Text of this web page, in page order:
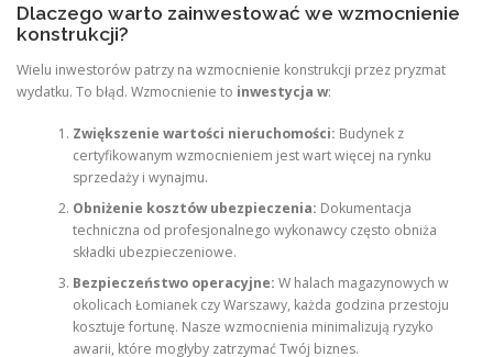
Dlaczego warto zainwestować we wzmocnienie
konstrukcji?
Wielu inwestorów patrzy na wzmocnienie konstrukcji przez pryzmat
wydatku. To błąd. Wzmocnienie to inwestycja w:
Zwiększenie wartości nieruchomości: Budynek z
certyfikowanym wzmocnieniem jest wart więcej na rynku
sprzedaży i wynajmu.
Obniżenie kosztów ubezpieczenia: Dokumentacja
techniczna od profesjonalnego wykonawcy często obniża
składki ubezpieczeniowe.
Bezpieczeństwo operacyjne: W halach magazynowych w
okolicach Łomianek czy Warszawy, każda godzina przestoju
kosztuje fortunę. Nasze wzmocnienia minimalizują ryzyko
awarii, które mogłyby zatrzymać Twój biznes.